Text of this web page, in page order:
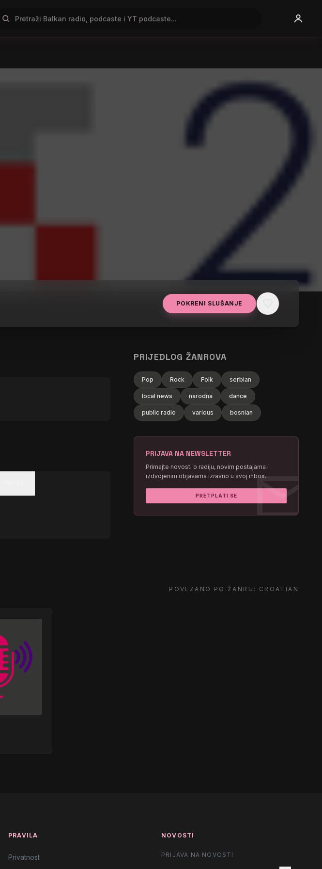
POKRENI SLUŠANJE
PRIJEDLOG ŽANROVA
Pop Rock Folk serbian
local news narodna dance
public radio various bosnian
mail
PRIJAVA NA NEWSLETTER
Primajte novosti o radiju, novim postajama i
izdvojenim objavama izravno u svoj inbox.
PRETPLATI SE
POVEZANO PO ŽANRU: CROATIAN
PRAVILA
Privatnost
NOVOSTI
PRIJAVA NA NOVOSTI